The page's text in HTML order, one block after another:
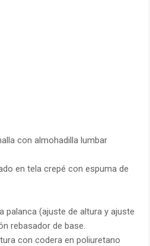
con almohadilla lumbar
en tela crepé con espuma de
palanca (ajuste de altura y ajuste
rebasador de base.
con codera en poliuretano